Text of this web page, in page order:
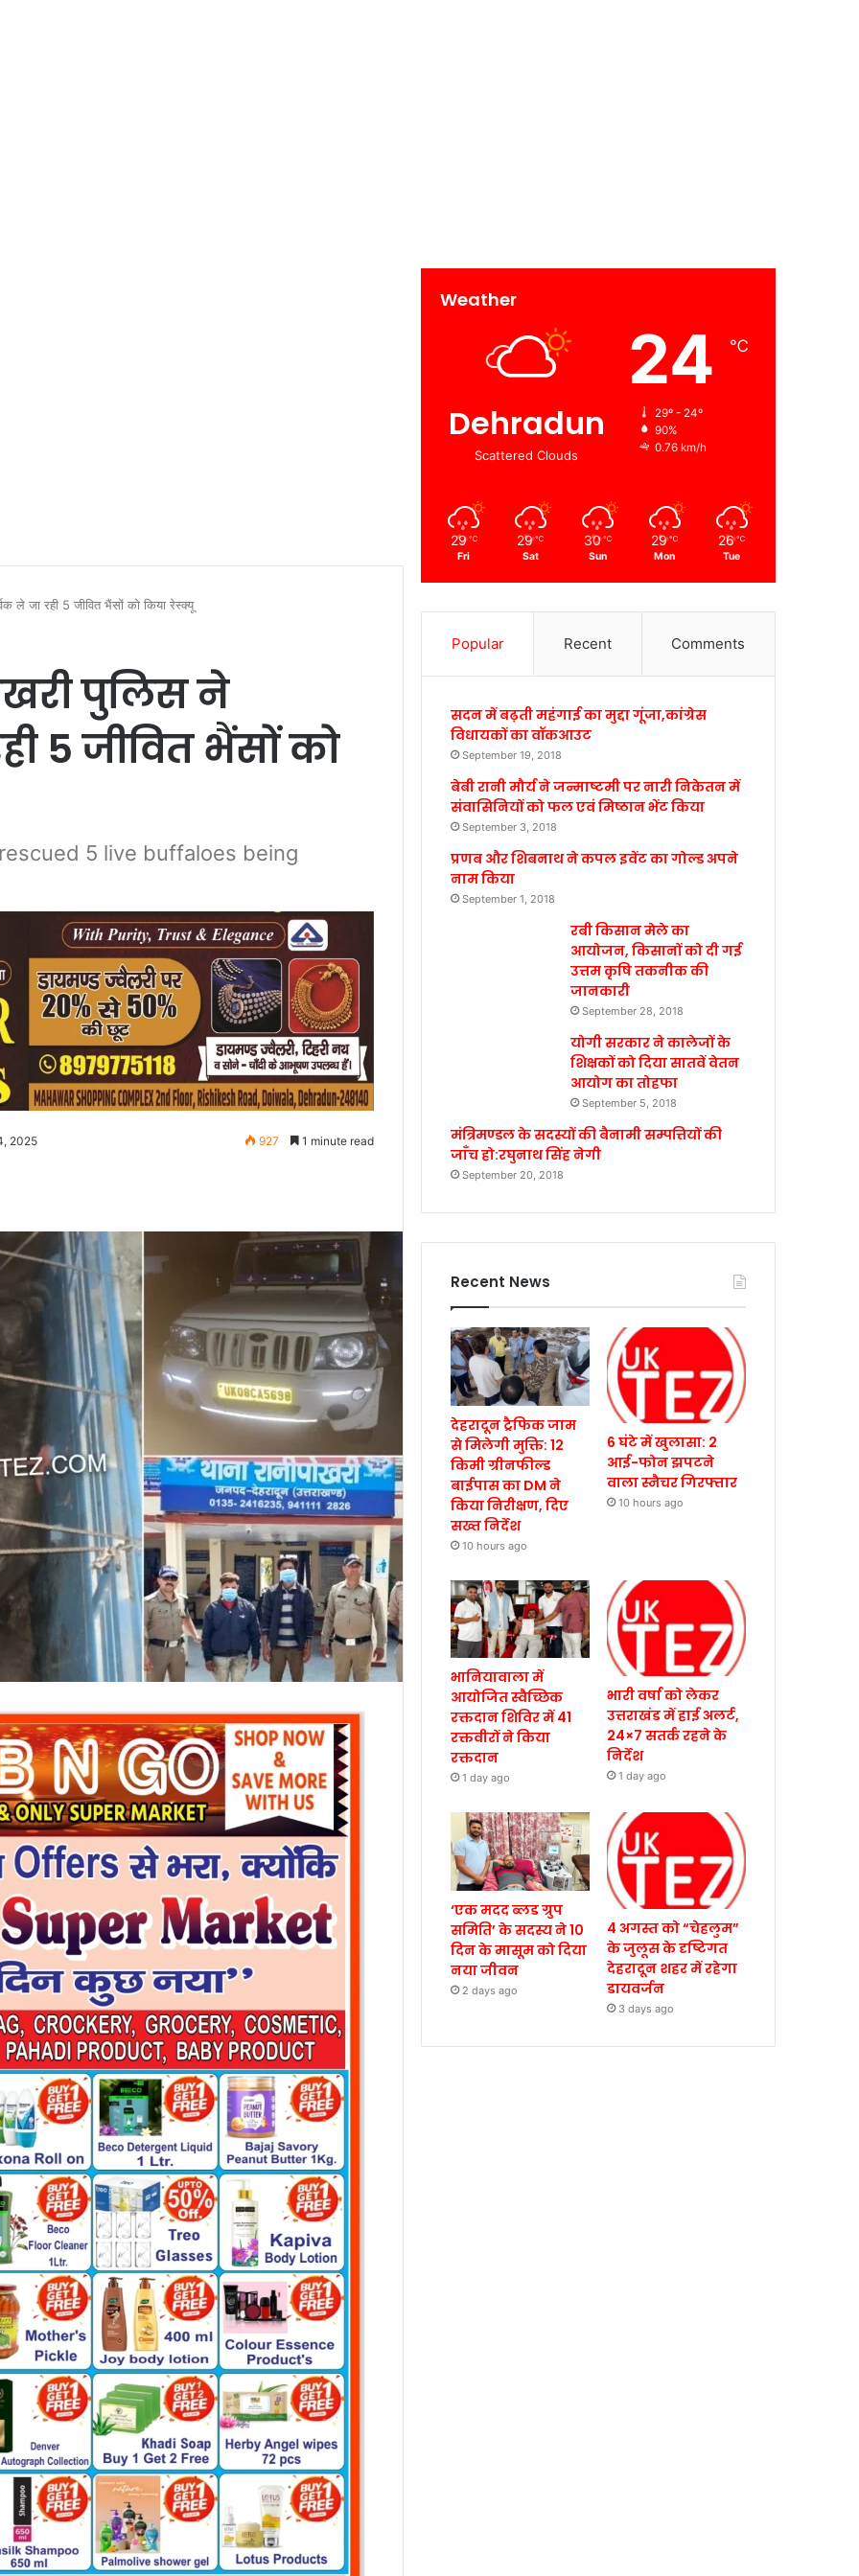
ले जा रही 5 जीवित भैंसों को किया रेस्क्यू
पुलिस ने
5 जीवित भैंसों को
5 live buffaloes being
2025 927 1 minute read
Weather
Dehradun
Scattered Clouds
24 ℃
29º - 24º
90%
0.76 km/h
29 ℃
Fri
29 ℃
Sat
30 ℃
Sun
29 ℃
Mon
26 ℃
Tue
Popular Recent Comments
सदन में बढ़ती महंगाई का मुद्दा गूंजा,कांग्रेस
विधायकों का वॉकआउट
September 19, 2018
बेबी रानी मौर्य ने जन्माष्टमी पर नारी निकेतन में
संवासिनियों को फल एवं मिष्ठान भेंट किया
September 3, 2018
प्रणब और शिबनाथ ने कपल इवेंट का गोल्ड अपने
नाम किया
September 1, 2018
रबी किसान मेले का
आयोजन, किसानों को दी गई
उत्तम कृषि तकनीक की
जानकारी
September 28, 2018
योगी सरकार ने कालेजों के
शिक्षकों को दिया सातवें वेतन
आयोग का तोहफा
September 5, 2018
मंत्रिमण्डल के सदस्यों की बैनामी सम्पत्तियों की
जाँच हो:रघुनाथ सिंह नेगी
September 20, 2018
Recent News
देहरादून ट्रैफिक जाम
से मिलेगी मुक्ति: 12
किमी ग्रीनफील्ड
बाईपास का DM ने
किया निरीक्षण, दिए
सख्त निर्देश
10 hours ago
6 घंटे में खुलासा: 2
आई-फोन झपटने
वाला स्नैचर गिरफ्तार
10 hours ago
भानियावाला में
आयोजित स्वैच्छिक
रक्तदान शिविर में 41
रक्तवीरों ने किया
रक्तदान
1 day ago
भारी वर्षा को लेकर
उत्तराखंड में हाई अलर्ट,
24×7 सतर्क रहने के
निर्देश
1 day ago
‘एक मदद ब्लड ग्रुप
समिति’ के सदस्य ने 10
दिन के मासूम को दिया
नया जीवन
2 days ago
4 अगस्त को “चेहलुम”
के जुलूस के दृष्टिगत
देहरादून शहर में रहेगा
डायवर्जन
3 days ago